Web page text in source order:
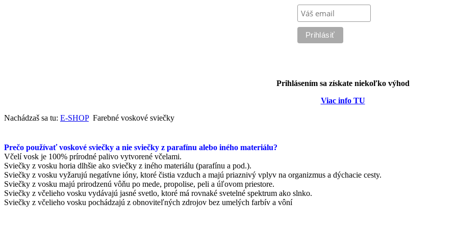
Prihlásením sa získate niekoľko výhod
Viac info TU
Nachádzaš sa tu: E-SHOP Farebné voskové sviečky
Prečo používať voskové sviečky a nie sviečky z parafínu alebo iného materiálu?
Včelí vosk je 100% prírodné palivo vytvorené včelami.
Sviečky z vosku horia dlhšie ako sviečky z iného materiálu (parafínu a pod.).
Sviečky z vosku vyžarujú negatívne ióny, ktoré čistia vzduch a majú priaznivý vplyv na organizmus a dýchacie cesty.
Sviečky z vosku majú prirodzenú vôňu po mede, propolise, peli a úľovom priestore.
Sviečky z včelieho vosku vydávajú jasné svetlo, ktoré má rovnaké svetelné spektrum ako slnko.
Sviečky z včelieho vosku pochádzajú z obnoviteľných zdrojov bez umelých farbív a vôní